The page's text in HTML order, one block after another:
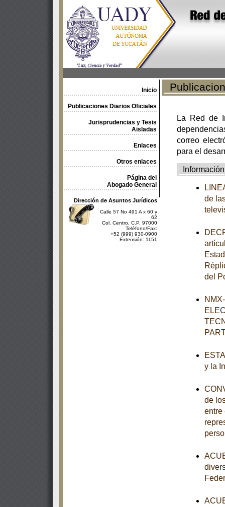
Inicio
Publicaciones Diarios Oficiales
Jurisprudencias y Tesis
Aisladas
Enlaces
Otros enlaces
Página del
Abogado General
Dirección de Asuntos Jurídicos
Calle 57 No 491 A x 60 y
62
Col. Centro, C.P. 97000
Teléfono/Fax:
+52 (999) 930-0900
Extensión: 1151
La Red de
correo
para el
Información
de
del
y la
de
entre